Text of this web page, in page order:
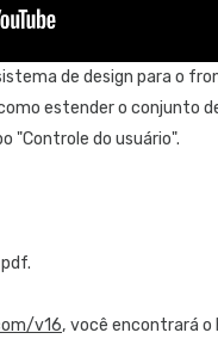
de design para o
estender o conjunto
"Controle do usuário".
v16, você encontrará o